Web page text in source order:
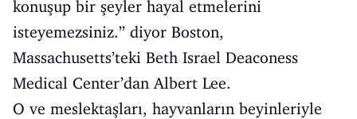
konuşup bir şeyler hayal etmelerini
isteyemezsiniz.” diyor Boston,
Massachusetts’teki Beth Israel Deaconess
Medical Center’dan Albert Lee.
O ve meslektaşları, hayvanların beyinleriyle